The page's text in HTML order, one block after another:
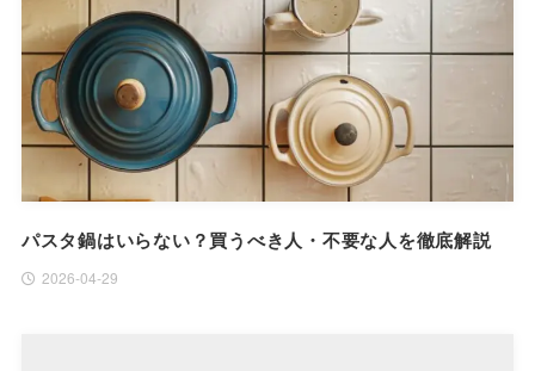
パスタ鍋はいらない？買うべき人・不要な人を徹底解説
2026-04-29